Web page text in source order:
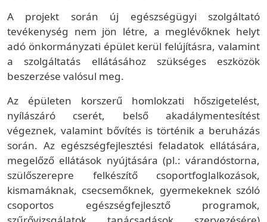
A projekt során új egészségügyi szolgáltató
tevékenység nem jön létre, a meglévőknek helyt
adó önkormányzati épület kerül felújításra, valamint
a szolgáltatás ellátásához szükséges eszközök
beszerzése valósul meg.
Az épületen korszerű homlokzati hőszigetelést,
nyílászáró cserét, belső akadálymentesítést
végeznek, valamint bővítés is történik a beruházás
során. Az egészségfejlesztési feladatok ellátására,
megelőző ellátások nyújtására (pl.: várandóstorna,
szülőszerepre felkészítő csoportfoglalkozások,
kismamáknak, csecsemőknek, gyermekeknek szóló
csoportos egészségfejlesztő programok,